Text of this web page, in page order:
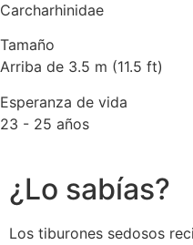
Carcharhinidae
Tamaño
Arriba de 3.5 m (11.5 ft)
Esperanza de vida
23 - 25 años
¿Lo sabías?
Los tiburones sedosos